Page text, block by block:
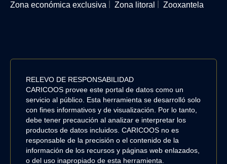
Zona económica exclusiva
Zona litoral Zooxantela
RELEVO DE RESPONSABILIDAD
CARICOOS provee este portal de datos como un
servicio al público. Esta herramienta se desarrolló solo
con fines informativos y de visualización. Por lo tanto,
debe tener precaución al analizar e interpretar los
productos de datos incluidos. CARICOOS no es
responsable de la precisión o el contenido de la
información de los recursos y páginas web enlazados,
o del uso inapropiado de esta herramienta.